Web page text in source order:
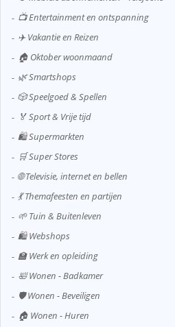
📺 Entertainment en ontspanning
✈️ Vakantie en Reizen
🏠 Oktober woonmaand
🌿 Smartshops
🎲 Speelgoed & Spellen
🏅 Sport & Vrije tijd
🛍️ Supermarkten
🛒 Super Stores
🌐 Televisie, internet en bellen
💃 Themafeesten en partijen
🌱 Tuin & Buitenleven
🛍️ Webshops
🏫 Werk en opleiding
🛀 Wonen - Badkamer
🛡️ Wonen - Beveiligen
🏠 Wonen - Huren